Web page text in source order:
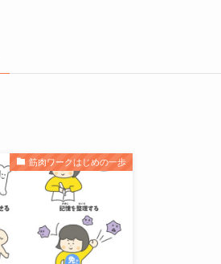
筋肉ワークはじめの一歩